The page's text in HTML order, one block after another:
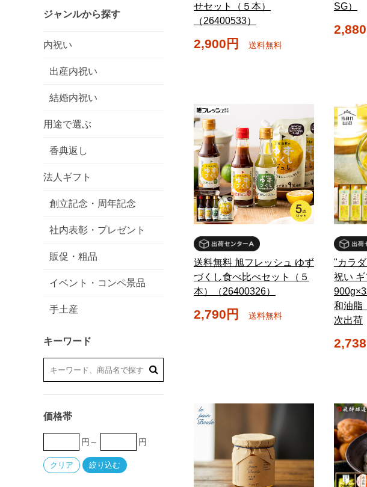
ジャンルから探す
内祝い
出産内祝い
結婚内祝い
用途で選ぶ
香典返し
法人ギフト
創立記念・周年記念
社内表彰・プレゼント
販促・粗品
イベント・コンペ景品
手土産
キーワード
価格帯
円～ 円
せセット（５本）
（26400533）
2,900円 送料無料
SG）
2,880
送料無料 旭フレッシュ ゆず
づくし食べ比べセット（５
本）（26400326）
2,790円 送料無料
"カラ
祝い
和油脂
次出荷
2,738